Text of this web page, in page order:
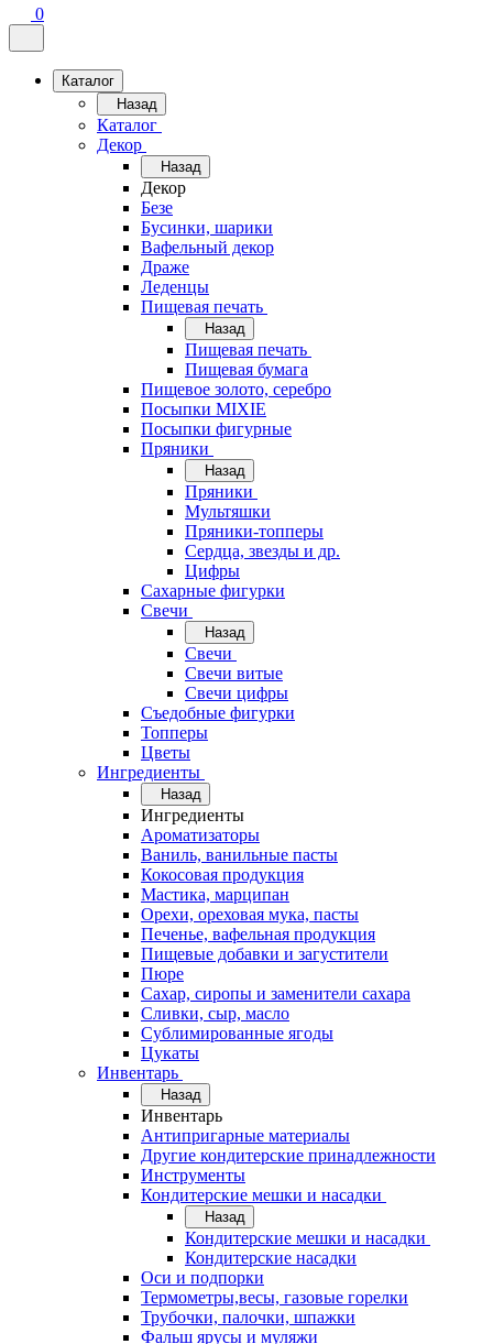
0
Каталог
Назад
Каталог
Декор
Назад
Декор
Безе
Бусинки, шарики
Вафельный декор
Драже
Леденцы
Пищевая печать
Назад
Пищевая печать
Пищевая бумага
Пищевое золото, серебро
Посыпки MIXIE
Посыпки фигурные
Пряники
Назад
Пряники
Мультяшки
Пряники-топперы
Сердца, звезды и др.
Цифры
Сахарные фигурки
Свечи
Назад
Свечи
Свечи витые
Свечи цифры
Съедобные фигурки
Топперы
Цветы
Ингредиенты
Назад
Ингредиенты
Ароматизаторы
Ваниль, ванильные пасты
Кокосовая продукция
Мастика, марципан
Орехи, ореховая мука, пасты
Печенье, вафельная продукция
Пищевые добавки и загустители
Пюре
Сахар, сиропы и заменители сахара
Сливки, сыр, масло
Сублимированные ягоды
Цукаты
Инвентарь
Назад
Инвентарь
Антипригарные материалы
Другие кондитерские принадлежности
Инструменты
Кондитерские мешки и насадки
Назад
Кондитерские мешки и насадки
Кондитерские насадки
Оси и подпорки
Термометры,весы, газовые горелки
Трубочки, палочки, шпажки
Фальш ярусы и муляжи